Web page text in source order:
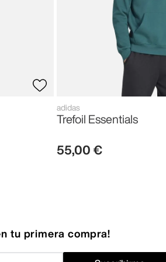
adidas
Trefoil Essentials
55,00 €
tu primera compra!